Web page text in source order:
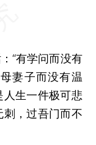
“有学问而没有
妻子而没有温
生一件极可悲
，过吾门而不